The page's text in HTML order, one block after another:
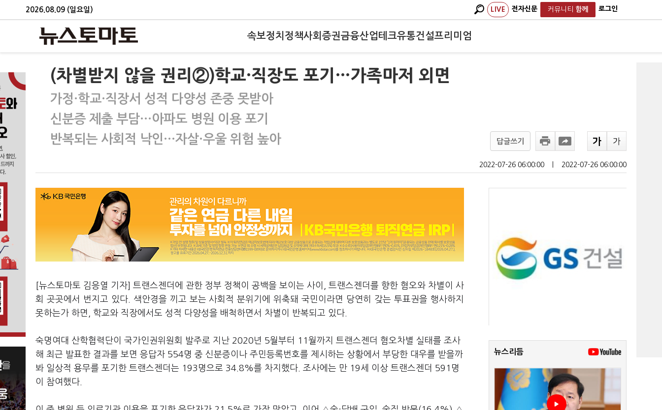
2026.08.09 (일요일) LIVE 전자신문 커뮤니티 함께 로그인
속보정치 정책사회 증권금융산업테크유통건설프리미엄
(차별받지 않을 권리②)학교·직장도 포기…가족마저 외면
가정·학교·직장서 성적 다양성 존중 못받아
신분증 제출 부담…아파도 병원 이용 포기
반복되는 사회적 낙인…자살·우울 위험 높아
답글쓰기
2022-07-26 06:00:00 2022-07-26 06:00:00
[뉴스토마토 김응열 기자] 트랜스젠더에 관한 정부 정책이 공백을 보이는 사이, 트랜스젠더를 향한 혐오와 차별이 사
회 곳곳에서 번지고 있다. 색안경을 끼고 보는 사회적 분위기에 위축돼 국민이라면 당연히 갖는 투표권을 행사하지
못하는가 하면, 학교와 직장에서도 성적 다양성을 배척하면서 차별이 반복되고 있다.
숙명여대 산학협력단이 국가인권위원회 발주로 지난 2020년 5월부터 11월까지 트랜스젠더 혐오차별 실태를 조사
해 최근 발표한 결과를 보면 응답자 554명 중 신분증이나 주민등록번호를 제시하는 상황에서 부당한 대우를 받을까
봐 일상적 용무를 포기한 트랜스젠더는 193명으로 34.8%를 차지했다. 조사에는 만 19세 이상 트랜스젠더 591명
이 참여했다.
뉴스리듬